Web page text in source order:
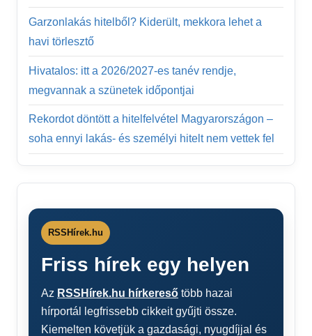
Garzonlakás hitelből? Kiderült, mekkora lehet a
havi törlesztő
Hivatalos: itt a 2026/2027-es tanév rendje,
megvannak a szünetek időpontjai
Rekordot döntött a hitelfelvétel Magyarországon –
soha ennyi lakás- és személyi hitelt nem vettek fel
RSSHírek.hu
Friss hírek egy helyen
Az RSSHírek.hu hírkereső több hazai
hírportál legfrissebb cikkeit gyűjti össze.
Kiemelten követjük a gazdasági, nyugdíjjal és